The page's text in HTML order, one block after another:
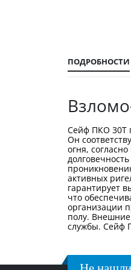
ПОДРОБНОСТИ
Сейф ПКО 30Т
Он
огня,
активных
гарантирует
что
организации
полу.
службы. Сейф